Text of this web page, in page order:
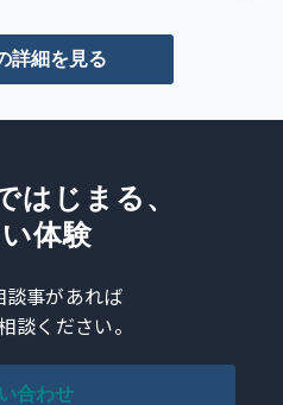
詳細を見る
はじまる、
体験
談事があれば
談ください。
合わせ